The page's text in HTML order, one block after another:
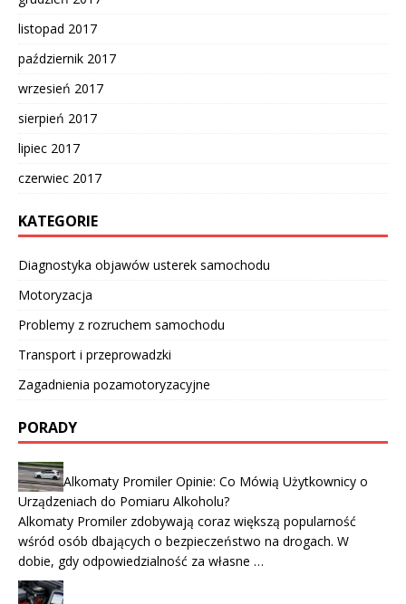
listopad 2017
październik 2017
wrzesień 2017
sierpień 2017
lipiec 2017
czerwiec 2017
KATEGORIE
Diagnostyka objawów usterek samochodu
Motoryzacja
Problemy z rozruchem samochodu
Transport i przeprowadzki
Zagadnienia pozamotoryzacyjne
PORADY
Alkomaty Promiler Opinie: Co Mówią Użytkownicy o
Urządzeniach do Pomiaru Alkoholu?
Alkomaty Promiler zdobywają coraz większą popularność
wśród osób dbających o bezpieczeństwo na drogach. W
dobie, gdy odpowiedzialność za własne …